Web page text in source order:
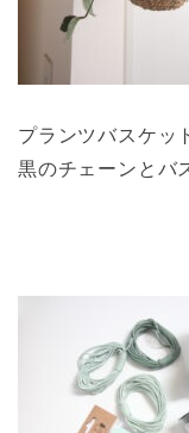
プランツバスケッ
黒のチェーンとバ